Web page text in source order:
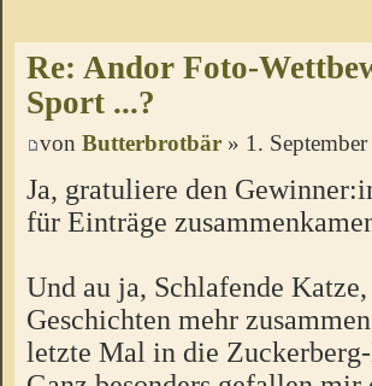
Re: Andor Foto-
Sport ...?
von Butterbrotbär » 1.
Ja, gratuliere den
für Einträge
Und au ja, Schlafende
Geschichten mehr
letzte Mal in die